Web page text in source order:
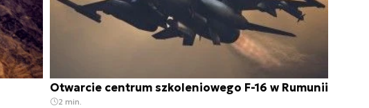
Otwarcie centrum szkoleniowego F-16 w Rumunii
2 min.